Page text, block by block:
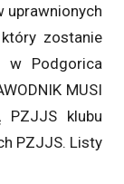
uprawnionych
zostanie
w Podgorica
MUSI
PZJJS klubu
PZJJS. Listy